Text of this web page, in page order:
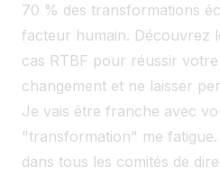
70 % des transformations
facteur humain. Découvrez
cas RTBF pour réussir
changement et ne laisser
Je vais être franche avec
"transformation" me
dans tous les comités de